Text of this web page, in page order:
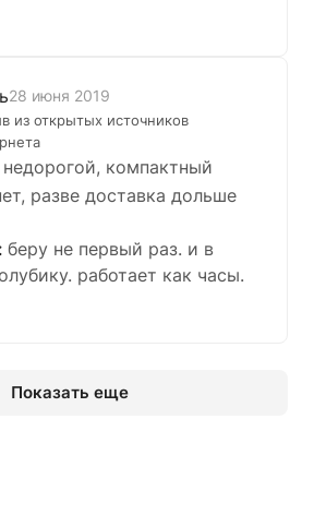
28 июня 2019
из открытых источников
недорогой, компактный
разве доставка дольше
беру не первый раз. и в
работает как часы.
Показать еще